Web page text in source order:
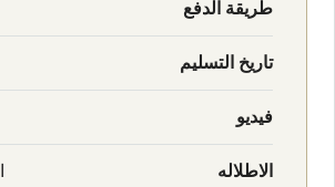
طريقة الدفع
تاريخ التسليم
فيديو
الاطلاله